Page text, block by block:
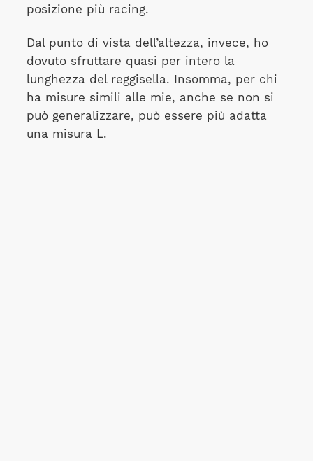
posizione più racing.
Dal punto di vista dell’altezza, invece, ho
dovuto sfruttare quasi per intero la
lunghezza del reggisella. Insomma, per chi
ha misure simili alle mie, anche se non si
può generalizzare, può essere più adatta
una misura L.